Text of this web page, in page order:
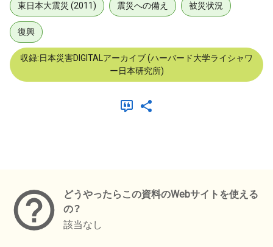
東日本大震災 (2011) 震災への備え 被災状況
復興
収録:日本災害DIGITALアーカイブ (ハーバード大学ライシャワ
ー日本研究所)
どうやったらこの資料のWebサイトを使える
の？
該当なし